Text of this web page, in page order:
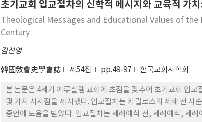
박해 시에 천주교 안에는 하나 이상의 입장이 존재했고, 이런
이해와 대화를 시도하는 보다 바람직한 방향으로 변화되어갔음
초기교회 입교절차의 신학적 메시지와 교육적 가
Theological Messages and Educational Values of
Century
김선영
韓國敎會史學會誌 제54집 pp.49-97 한국교회사학회
본 논문은 4세기 예루살렘 교회에 초점을 맞추어 초기교회 입
몇 가지 시사점을 제시했다. 입교절차는 키릴로스의 세례 전
증언에 도움을 받았다. 입교절차는 세례예식 전, 세례예식, 세